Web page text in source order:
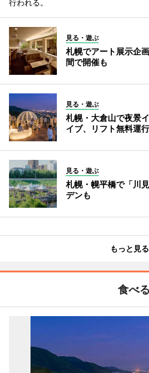
行われる。
見る・遊ぶ
札幌でアート展示企
間で開催も
見る・遊ぶ
札幌・大倉山で夜景
イブ、リフト無料運
見る・遊ぶ
札幌・幌平橋で「川
デンも
もっと見る
食べる